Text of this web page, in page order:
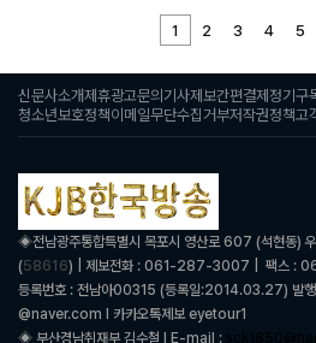
1 2 3 4 5
신문사소개제휴광고문의기사제보간편결제정기구
청소년보호정책이메일무단수집거부저작권정책고
◈전남광주통합특별시 목포시 영산로 607 (석현동)
(58616) | 제보전화 : 061-287-3007 | 팩스 :
등록번호 : 전남아00315 (등록일:2014.03.27) 발
@naver.com l 카카오톡제보 eyetour1
◈ 부산경남취재부 김수철 l
E-mail :